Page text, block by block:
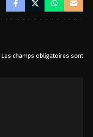
Les champs obligatoires sont